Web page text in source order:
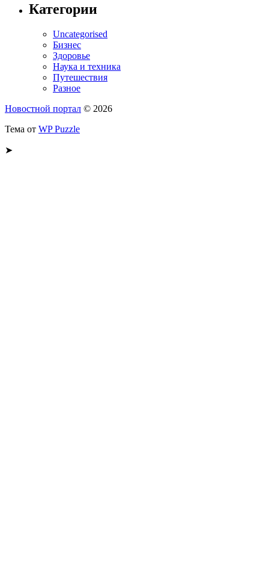
Категории
Uncategorised
Бизнес
Здоровье
Наука и техника
Путешествия
Разное
Новостной портал © 2026
Тема от WP Puzzle
➤